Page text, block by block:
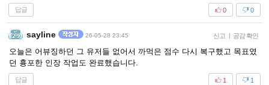
답글 0
0
sayline 26-05-28 23:45 신고 | 공감 확인
오늘은 어뷰징하던 그 유저들 없어서 까먹은 점수 다시 복구했고 목표였
던 흉포한 인장 작업도 완료했습니다.
답글 1
1